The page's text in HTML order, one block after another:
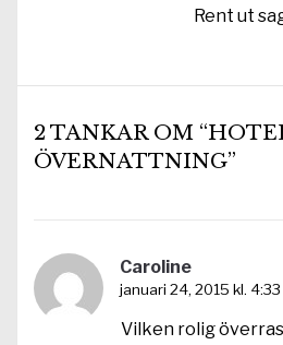
Nästa
Rent ut
2 TANKAR OM
ÖVERNATTNING”
Caroline
januari 24, 2015 kl.
Vilken rolig